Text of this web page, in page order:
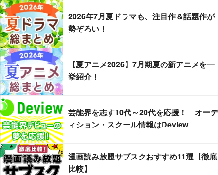
2026年7月夏ドラマも、注目作＆話題作が
勢ぞろい！
【夏アニメ2026】7月期夏の新アニメを一
挙紹介！
芸能界を志す10代～20代を応援！ オーデ
ィション・スクール情報はDeview
漫画読み放題サブスクおすすめ11選【徹底
比較】